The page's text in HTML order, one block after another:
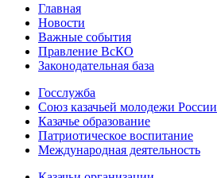
Главная
Новости
Важные события
Правление ВсКО
Законодательная база
Госслужба
Союз казачьей молодежи России
Казачье образование
Патриотическое воспитание
Международная деятельность